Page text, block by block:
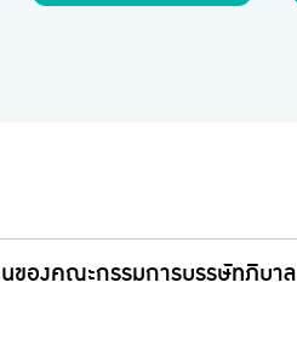
ของคณะกรรมการบรรษัทภิบาล